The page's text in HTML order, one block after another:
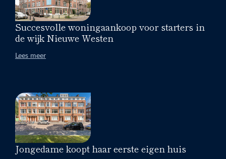
Succesvolle woningaankoop voor starters in
de wijk Nieuwe Westen
Lees meer
Jongedame koopt haar eerste eigen huis